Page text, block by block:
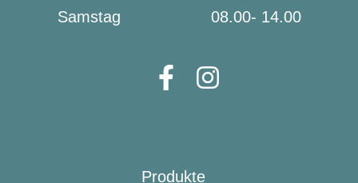
Samstag
08.00- 14.00
Produkte